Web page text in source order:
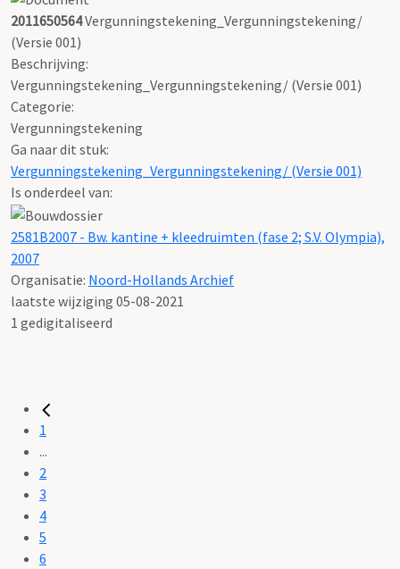
2011650564Vergunningstekening_Vergunningstekening/
(Versie 001)
Beschrijving:
Vergunningstekening_Vergunningstekening/ (Versie 001)
Categorie:
Vergunningstekening
Ga naar dit stuk:
Vergunningstekening_Vergunningstekening/ (Versie 001)
Is onderdeel van:
2581B2007 - Bw. kantine + kleedruimten (fase 2; S.V. Olympia),
2007
Organisatie: Noord-Hollands Archief
laatste wijziging 05-08-2021
1 gedigitaliseerd
1
...
2
3
4
5
6